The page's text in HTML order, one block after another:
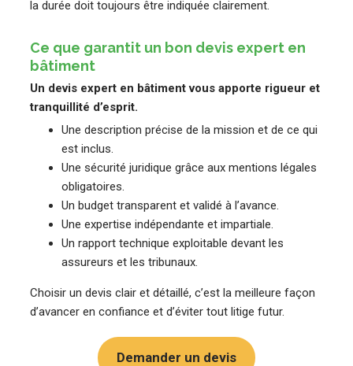
la durée doit toujours être indiquée clairement.
Ce que garantit un bon devis expert en
bâtiment
Un devis expert en bâtiment vous apporte rigueur et
tranquillité d’esprit.
Une description précise de la mission et de ce qui
est inclus.
Une sécurité juridique grâce aux mentions légales
obligatoires.
Un budget transparent et validé à l’avance.
Une expertise indépendante et impartiale.
Un rapport technique exploitable devant les
assureurs et les tribunaux.
Choisir un devis clair et détaillé, c’est la meilleure façon
d’avancer en confiance et d’éviter tout litige futur.
Demander un devis